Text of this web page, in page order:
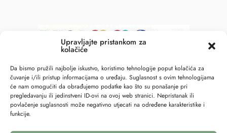
Upravljajte pristankom za
kolačiće
Da bismo pružili najbolje iskustvo, koristimo tehnologije poput kolačića za
čuvanje i/ili pristup informacijama o uređaju. Suglasnost s ovim tehnologijama
će nam omogućiti da obrađujemo podatke kao što su ponašanje pri
pregledavanju ili jedinstveni ID-ovi na ovoj web stranici. Nepristanak ili
povlačenje suglasnosti može negativno utjecati na određene karakteristike i
funkcije.